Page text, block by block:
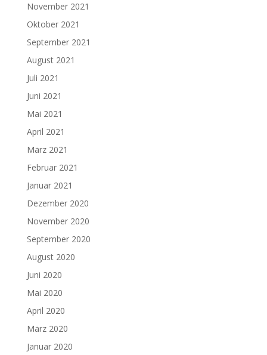
November 2021
Oktober 2021
September 2021
August 2021
Juli 2021
Juni 2021
Mai 2021
April 2021
März 2021
Februar 2021
Januar 2021
Dezember 2020
November 2020
September 2020
August 2020
Juni 2020
Mai 2020
April 2020
März 2020
Januar 2020